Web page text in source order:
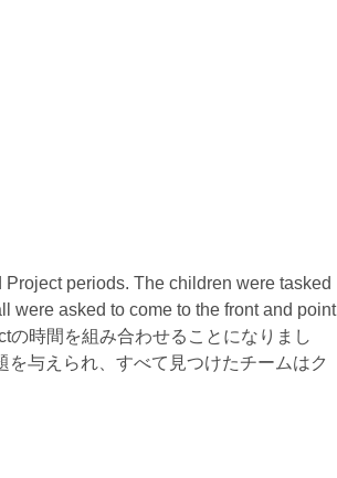
periods. The children were tasked
were asked to come to the front and point
の時間を組み合わせることになりまし
与えられ、すべて見つけたチームはク